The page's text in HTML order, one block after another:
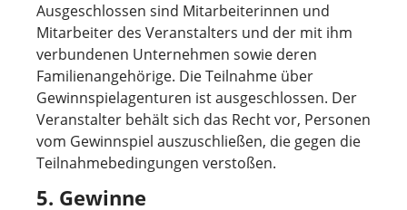
Ausgeschlossen sind Mitarbeiterinnen und
Mitarbeiter des Veranstalters und der mit ihm
verbundenen Unternehmen sowie deren
Familienangehörige. Die Teilnahme über
Gewinnspielagenturen ist ausgeschlossen. Der
Veranstalter behält sich das Recht vor, Personen
vom Gewinnspiel auszuschließen, die gegen die
Teilnahmebedingungen verstoßen.
5. Gewinne